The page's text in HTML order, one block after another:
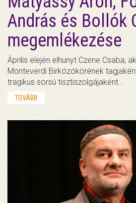
András és Bollók
megemlékezése
Április elején elhunyt Czene Csaba,
Monteverdi Birkózókörének
tragikus sorsú tisztiszolgájaként…
TOVÁBB